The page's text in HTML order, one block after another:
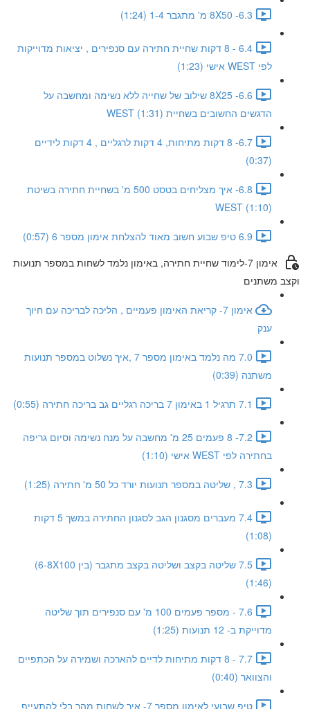
6.3- 8X50 מ' מתגבר 1-4 (1:24)
6.4 - 8 דקות שחיית חתירה עם סנפירים , יציאות מדוייקות
לפי WEST אישי (1:23)
6.6- 8X25 שילוב של שחייה ללא נשימה ומחשבה על
הדגשים החשובים בשחיית WEST (1:31)
6.7- 8 דקות מתיחות, 4 דקות לרגליים , 4 דקות לידיים
(0:37)
6.8- איך מצליחים בטסט 500 מ' בשחיית חתירה בשיטת
WEST (1:10)
6.9 טיפ שבוע חשוב מאוד להצלחת אימון מספר 6 (0:57)
אימון 7-לימוד שחיית חתירה, באימון נלמד לשחות במספר תנועות
וקצב משתנים
אימון 7- קריאת האימון פעמיים , הליכה לבריכה עם חיוך
ענק
7.0 מה נלמד באימון מספר 7 ,איך נשלוט במספר תנועות
משתנה (0:39)
7.1 תרגיל 1 באימון 7 בריכה רגליים גב בריכה חתירה (0:55)
7.2- 8 פעמים 25 מ' מחשבה על מנח נשימה וסיום גריפה
בחתירה לפי WEST אישי (1:10)
7.3 , שליטה במספר תנועות יורד כל 50 מ' חתירה (1:25)
7.4 מעברים מסגנון הגב לסגנון החתירה במשך 5 דקות
(1:08)
7.5 שליטה בקצב ושליטה בקצב מתגבר (בין 6-8X100)
(1:46)
7.6 - מספר פעמים 100 מ' עם סנפירים תוך שליטה
מדוייקת ב- 12 תנועות (1:25)
7.7 - 8 דקות מתיחות לדיים להארכה ושמירה על הכתפיים
והצוואר (0:40)
טיפ שבועי לאימון מספר 7- איך לשחות מהר בלי להתעייף